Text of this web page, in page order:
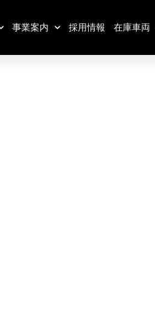
事業案内 採用情報 在庫車両